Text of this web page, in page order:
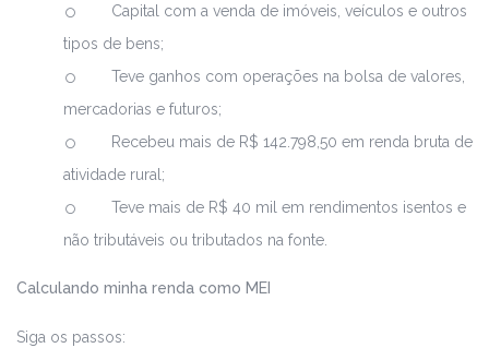
Capital com a venda de imóveis, veículos e outros
tipos de bens;
Teve ganhos com operações na bolsa de valores,
mercadorias e futuros;
Recebeu mais de R$ 142.798,50 em renda bruta de
atividade rural;
Teve mais de R$ 40 mil em rendimentos isentos e
não tributáveis ou tributados na fonte.
Calculando minha renda como MEI
Siga os passos: